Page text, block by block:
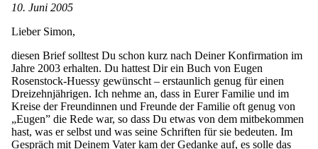
10. Juni 2005
Lieber Simon,
diesen Brief solltest Du schon kurz nach Deiner Konfirmation im
Jahre 2003 erhalten. Du hattest Dir ein Buch von Eugen
Rosenstock-Huessy gewünscht – erstaunlich genug für einen
Dreizehnjährigen. Ich nehme an, dass in Eurer Familie und im
Kreise der Freundinnen und Freunde der Familie oft genug von
„Eugen” die Rede war, so dass Du etwas von dem mitbekommen
hast, was er selbst und was seine Schriften für sie bedeuten. Im
Gespräch mit Deinem Vater kam der Gedanke auf, es solle das